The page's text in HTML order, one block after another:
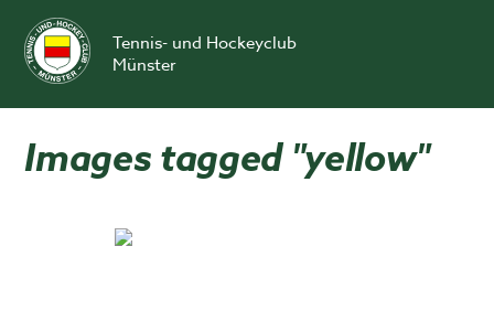
content
Tennis- und Hockeyclub
Münster
Images tagged "yellow"